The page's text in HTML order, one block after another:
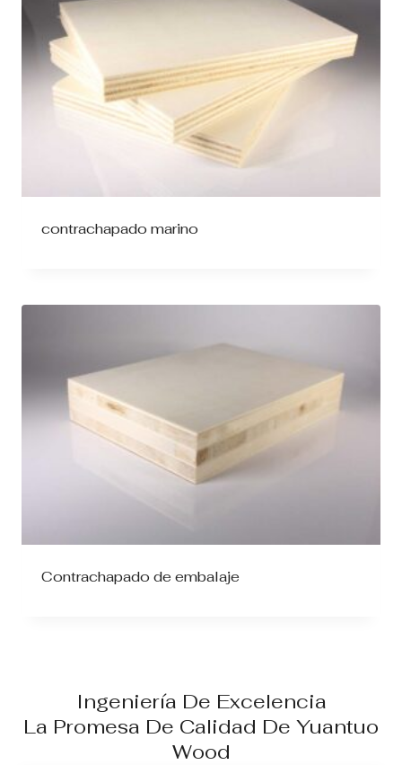
contrachapado marino
Contrachapado de embalaje
Ingeniería De Excelencia
La Promesa De Calidad De Yuantuo
Wood